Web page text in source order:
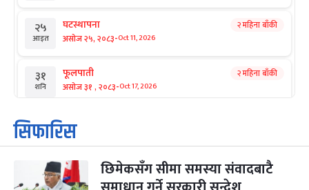
२५
आइत
घटस्थापना
असोज २५, २०८३-Oct 11, 2026
२ महिना बाँकी
३१
शनि
फूलपाती
असोज ३१ , २०८३-Oct 17, 2026
२ महिना बाँकी
१
आइत
कार्तिक सङ्क्रान्ति
कार्तिक १, २०८३
३
मंगल
महानवमी
कार्तिक ३, २०८३-Oct 20, 2026
२ महिना बाँकी
सिफारिस
छिमेकसँग सीमा समस्या संवादबाटै